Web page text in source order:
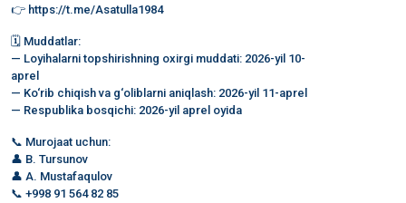
👉 https://t.me/Asatulla1984⁠
🗓 Muddatlar:
— Loyihalarni topshirishning oxirgi muddati: 2026-yil 10-
aprel
— Ko‘rib chiqish va g‘oliblarni aniqlash: 2026-yil 11-aprel
— Respublika bosqichi: 2026-yil aprel oyida
📞 Murojaat uchun:
👤 B. Tursunov
👤 A. Mustafaqulov
📞 +998 91 564 82 85